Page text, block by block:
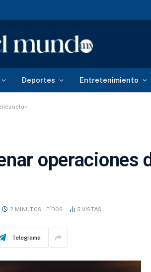
Deportes Entretenimiento
operaciones
2 MINUTOS LEÍDOS 5 VISTAS
Telegrama